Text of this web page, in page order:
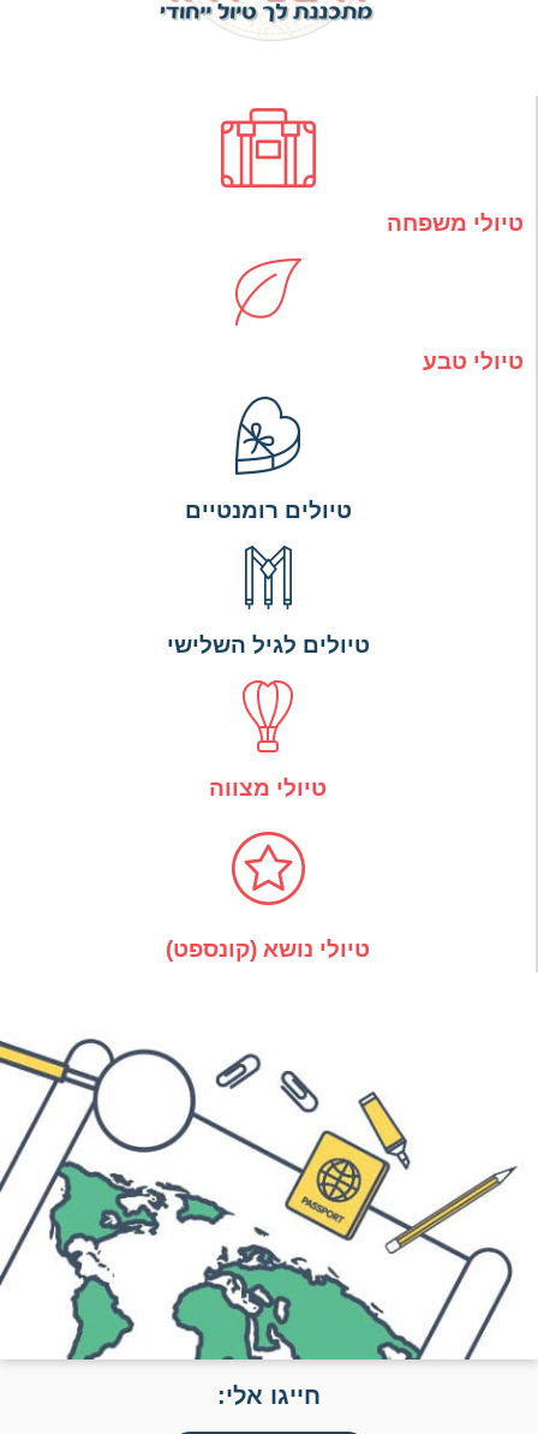
טיולי משפחה
טיולי טבע
טיולים רומנטיים
טיולים לגיל השלישי
טיולי מצווה
טיולי נושא (קונספט)
חייגו אלי: